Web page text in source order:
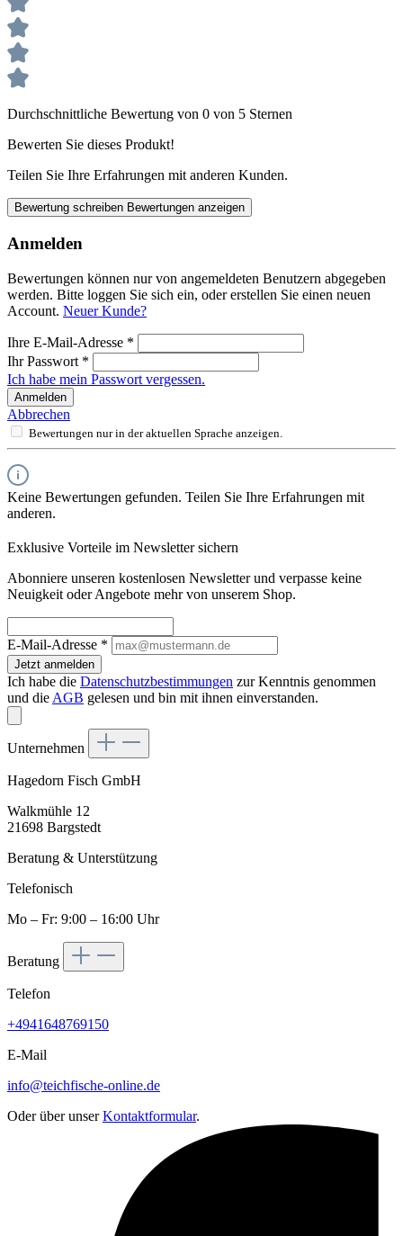
Durchschnittliche Bewertung von 0 von 5 Sternen
Bewerten Sie dieses Produkt!
Teilen Sie Ihre Erfahrungen mit anderen Kunden.
Bewertung schreiben Bewertungen anzeigen
Anmelden
Bewertungen können nur von angemeldeten Benutzern abgegeben
werden. Bitte loggen Sie sich ein, oder erstellen Sie einen neuen
Account. Neuer Kunde?
Ihre E-Mail-Adresse *
Ihr Passwort *
Ich habe mein Passwort vergessen.
Anmelden
Abbrechen
Bewertungen nur in der aktuellen Sprache anzeigen.
Keine Bewertungen gefunden. Teilen Sie Ihre Erfahrungen mit
anderen.
Exklusive Vorteile im Newsletter sichern
Abonniere unseren kostenlosen Newsletter und verpasse keine
Neuigkeit oder Angebote mehr von unserem Shop.
E-Mail-Adresse *
Jetzt anmelden
Ich habe die Datenschutzbestimmungen zur Kenntnis genommen
und die AGB gelesen und bin mit ihnen einverstanden.
Unternehmen
Hagedorn Fisch GmbH
Walkmühle 12
21698 Bargstedt
Beratung & Unterstützung
Telefonisch
Mo – Fr: 9:00 – 16:00 Uhr
Beratung
Telefon
+4941648769150
E-Mail
info@teichfische-online.de
Oder über unserKontaktformular.